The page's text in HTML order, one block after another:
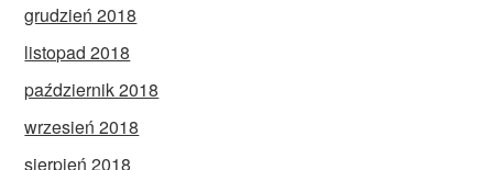
grudzień 2018
listopad 2018
październik 2018
wrzesień 2018
sierpień 2018